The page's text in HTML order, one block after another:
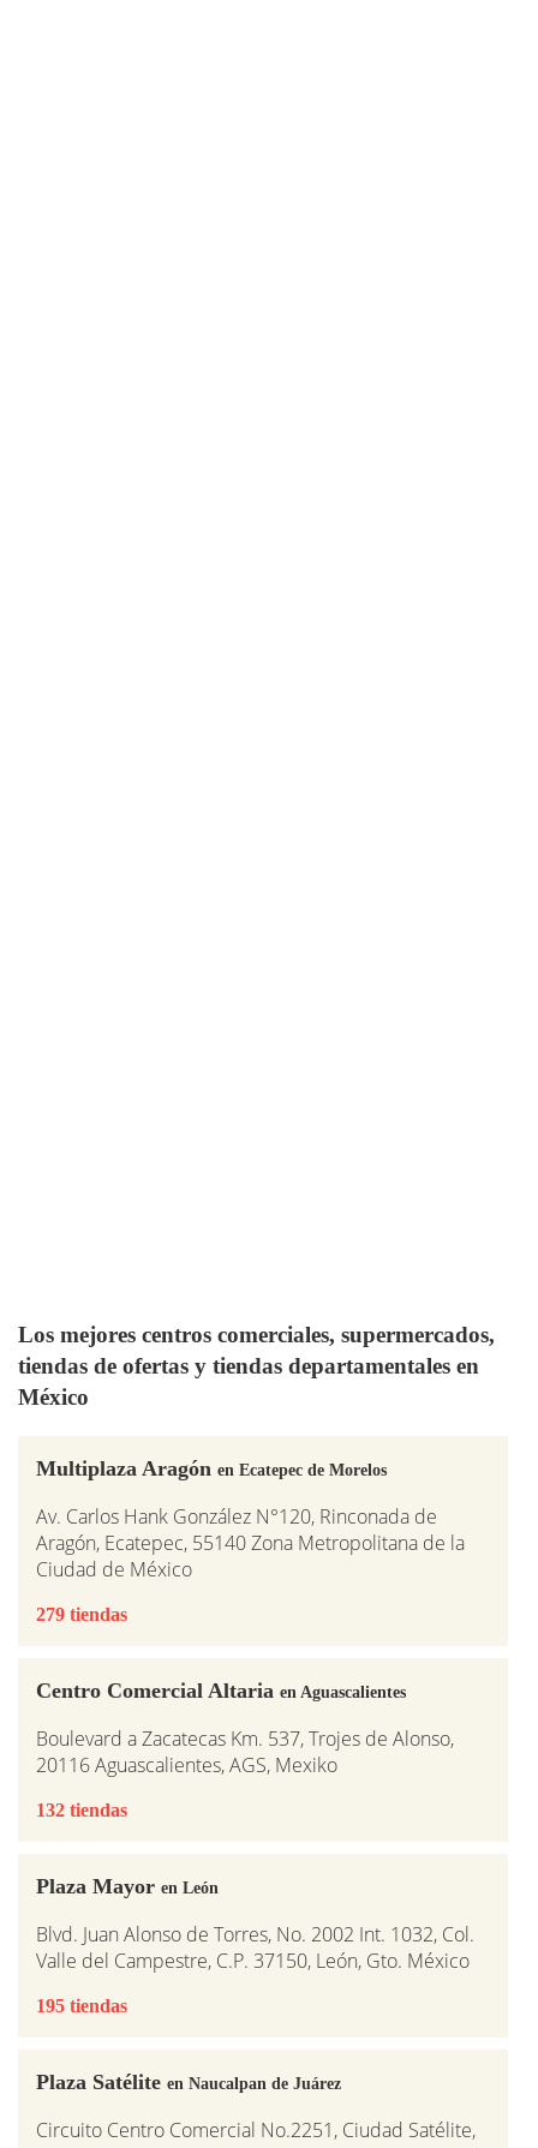
Los mejores centros comerciales, supermercados,
tiendas de ofertas y tiendas departamentales en
México
Multiplaza Aragón en Ecatepec de Morelos
Av. Carlos Hank González N°120, Rinconada de
Aragón, Ecatepec, 55140 Zona Metropolitana de la
Ciudad de México
279 tiendas
Centro Comercial Altaria en Aguascalientes
Boulevard a Zacatecas Km. 537, Trojes de Alonso,
20116 Aguascalientes, AGS, Mexiko
132 tiendas
Plaza Mayor en León
Blvd. Juan Alonso de Torres, No. 2002 Int. 1032, Col.
Valle del Campestre, C.P. 37150, León, Gto. México
195 tiendas
Plaza Satélite en Naucalpan de Juárez
Circuito Centro Comercial No.2251, Ciudad Satélite,